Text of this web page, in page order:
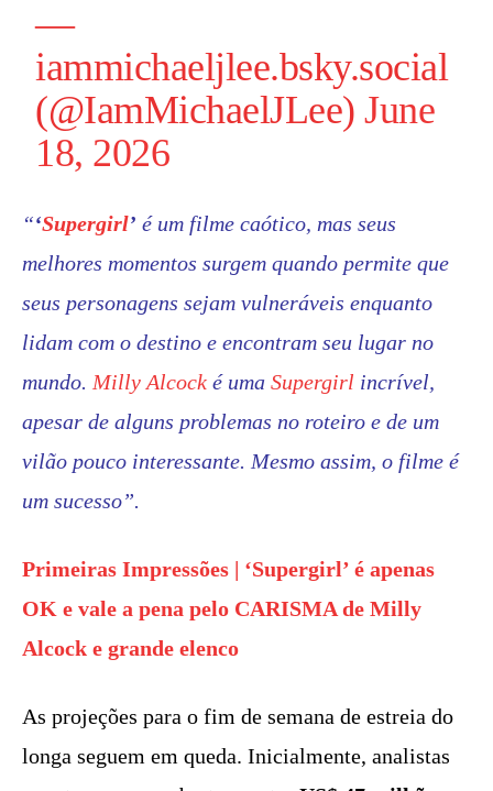
—
iammichaeljlee.bsky.social
(@IamMichaelJLee)June
18, 2026
“‘Supergirl’ é um filme caótico, mas seus
melhores momentos surgem quando permite que
seus personagens sejam vulneráveis ​​enquanto
lidam com o destino e encontram seu lugar no
mundo. Milly Alcock é uma Supergirl incrível,
apesar de alguns problemas no roteiro e de um
vilão pouco interessante. Mesmo assim, o filme é
um sucesso”.
Primeiras Impressões | ‘Supergirl’ é apenas
OK e vale a pena pelo CARISMA de Milly
Alcock e grande elenco
As projeções para o fim de semana de estreia do
longa seguem em queda. Inicialmente, analistas